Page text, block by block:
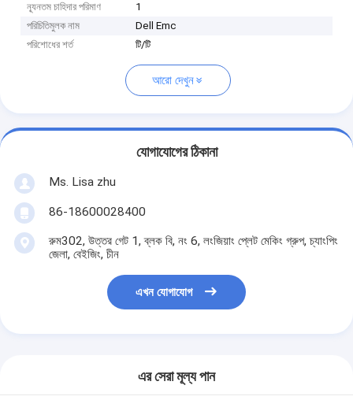
ন্যূনতম চাহিদার পরিমাণ
1
পরিচিতিমুলক নাম
Dell Emc
পরিশোধের শর্ত
টি/টি
আরো দেখুন
যোগাযোগের ঠিকানা
Ms. Lisa zhu
86-18600028400
রুম302, উত্তর গেট 1, ব্লক বি, নং 6, লংজিয়াং প্লেট মেকিং গ্রুপ, চ্যাংপিং
জেলা, বেইজিং, চীন
এখন যোগাযোগ
এর সেরা মূল্য পান